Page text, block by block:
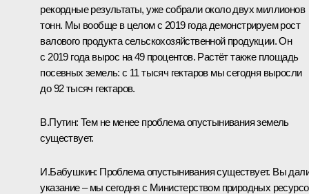
рекордные результаты, уже собрали около двух миллионов
тонн. Мы вообще в целом с 2019 года демонстрируем рост
валового продукта сельскохозяйственной продукции. Он
с 2019 года вырос на 49 процентов. Растёт также площадь
посевных земель: с 11 тысяч гектаров мы сегодня выросли
до 92 тысяч гектаров.
В.Путин: Тем не менее проблема опустынивания земель
существует.
И.Бабушкин: Проблема опустынивания существует. Вы
указание – мы сегодня с Министерством природных